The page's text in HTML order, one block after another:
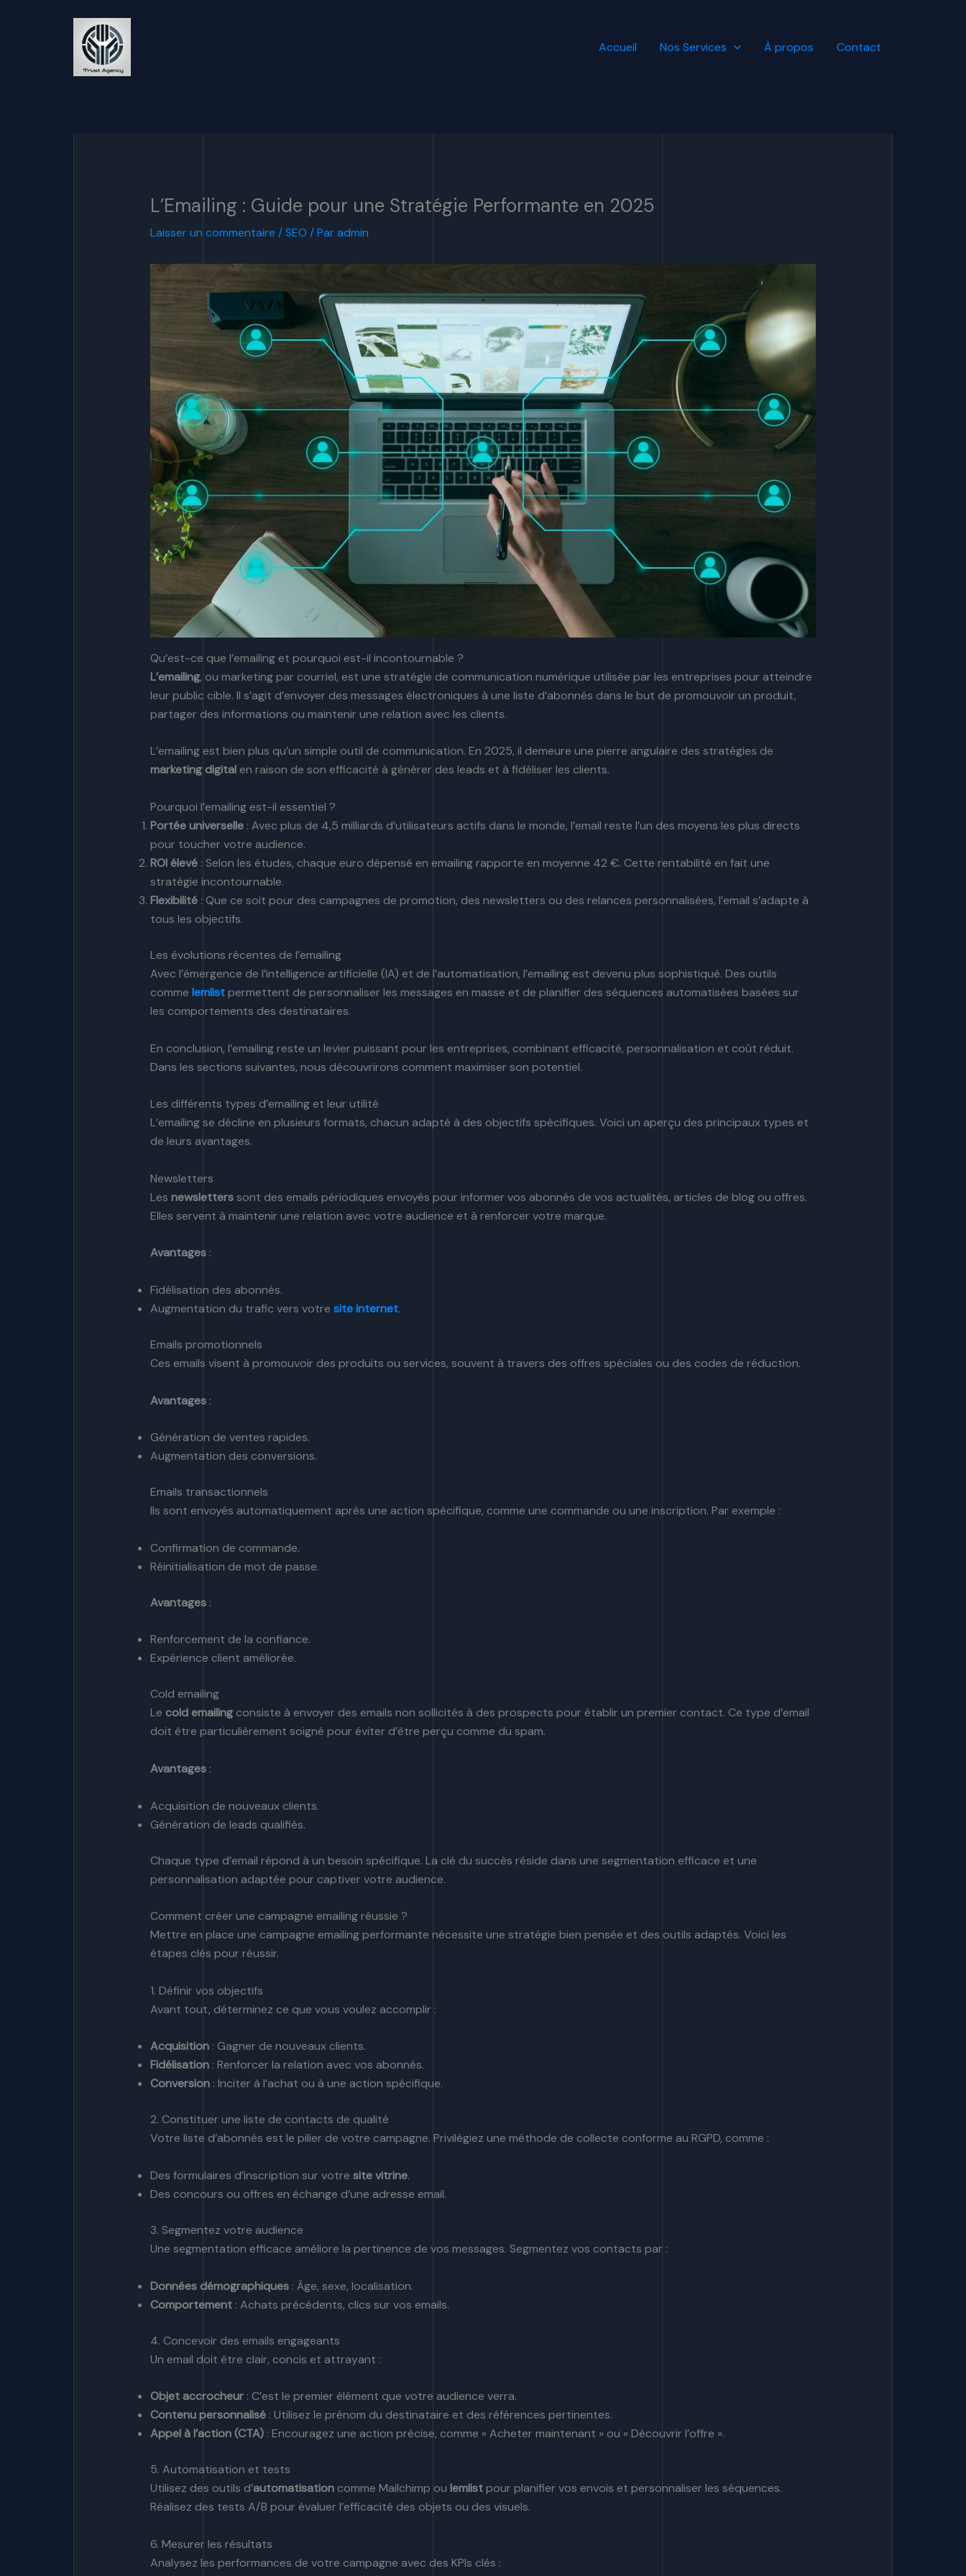
Accueil Nos Services À propos Contact
L’Emailing : Guide pour une Stratégie Performante en 2025
Laisser un commentaire /SEO / Paradmin
Qu’est-ce que l’emailing et pourquoi est-il incontournable ?
L’emailing, ou marketing par courriel, est une stratégie de communication numérique utilisée par les entreprises pour atteindre
leur public cible. Il s’agit d’envoyer des messages électroniques à une liste d’abonnés dans le but de promouvoir un produit,
partager des informations ou maintenir une relation avec les clients.
L’emailing est bien plus qu’un simple outil de communication. En 2025, il demeure une pierre angulaire des stratégies de
marketing digitalen raison de son efficacité à générer des leads et à fidéliser les clients.
Pourquoi l’emailing est-il essentiel ?
Portée universelle: Avec plus de 4,5 milliards d’utilisateurs actifs dans le monde, l’email reste l’un des moyens les plus directs
pour toucher votre audience.
ROI élevé: Selon les études, chaque euro dépensé en emailing rapporte en moyenne 42 €. Cette rentabilité en fait une
stratégie incontournable.
Flexibilité: Que ce soit pour des campagnes de promotion, des newsletters ou des relances personnalisées, l’email s’adapte à
tous les objectifs.
Les évolutions récentes de l’emailing
Avec l’émergence de l’intelligence artificielle (IA) et de l’automatisation, l’emailing est devenu plus sophistiqué. Des outils
comme lemlist permettent de personnaliser les messages en masse et de planifier des séquences automatisées basées sur
les comportements des destinataires.
En conclusion, l’emailing reste un levier puissant pour les entreprises, combinant efficacité, personnalisation et coût réduit.
Dans les sections suivantes, nous découvrirons comment maximiser son potentiel.
Les différents types d’emailing et leur utilité
L’emailing se décline en plusieurs formats, chacun adapté à des objectifs spécifiques. Voici un aperçu des principaux types et
de leurs avantages.
Newsletters
Les newsletterssont des emails périodiques envoyés pour informer vos abonnés de vos actualités, articles de blog ou offres.
Elles servent à maintenir une relation avec votre audience et à renforcer votre marque.
Avantages:
Fidélisation des abonnés.
Augmentation du trafic vers votre site internet.
Emails promotionnels
Ces emails visent à promouvoir des produits ou services, souvent à travers des offres spéciales ou des codes de réduction.
Avantages:
Génération de ventes rapides.
Augmentation des conversions.
Emails transactionnels
Ils sont envoyés automatiquement après une action spécifique, comme une commande ou une inscription. Par exemple :
Confirmation de commande.
Réinitialisation de mot de passe.
Avantages:
Renforcement de la confiance.
Expérience client améliorée.
Cold emailing
Le cold emailingconsiste à envoyer des emails non sollicités à des prospects pour établir un premier contact. Ce type d’email
doit être particulièrement soigné pour éviter d’être perçu comme du spam.
Avantages:
Acquisition de nouveaux clients.
Génération de leads qualifiés.
Chaque type d’email répond à un besoin spécifique. La clé du succès réside dans une segmentation efficace et une
personnalisation adaptée pour captiver votre audience.
Comment créer une campagne emailing réussie ?
Mettre en place une campagne emailing performante nécessite une stratégie bien pensée et des outils adaptés. Voici les
étapes clés pour réussir.
1. Définir vos objectifs
Avant tout, déterminez ce que vous voulez accomplir :
Acquisition: Gagner de nouveaux clients.
Fidélisation: Renforcer la relation avec vos abonnés.
Conversion: Inciter à l’achat ou à une action spécifique.
2. Constituer une liste de contacts de qualité
Votre liste d’abonnés est le pilier de votre campagne. Privilégiez une méthode de collecte conforme au RGPD, comme :
Des formulaires d’inscription sur votre site vitrine.
Des concours ou offres en échange d’une adresse email.
3. Segmentez votre audience
Une segmentation efficace améliore la pertinence de vos messages. Segmentez vos contacts par :
Données démographiques: Âge, sexe, localisation.
Comportement: Achats précédents, clics sur vos emails.
4. Concevoir des emails engageants
Un email doit être clair, concis et attrayant :
Objet accrocheur: C’est le premier élément que votre audience verra.
Contenu personnalisé: Utilisez le prénom du destinataire et des références pertinentes.
Appel à l’action (CTA): Encouragez une action précise, comme « Acheter maintenant » ou « Découvrir l’offre ».
5. Automatisation et tests
Utilisez des outils d’automatisationcomme Mailchimp ou lemlistpour planifier vos envois et personnaliser les séquences.
Réalisez des tests A/B pour évaluer l’efficacité des objets ou des visuels.
6. Mesurer les résultats
Analysez les performances de votre campagne avec des KPIs clés :